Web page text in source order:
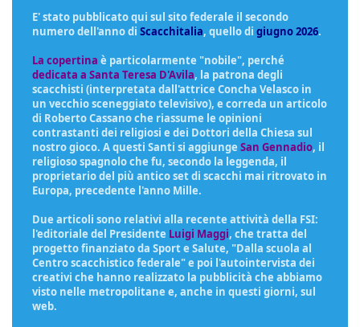
E' stato pubblicato qui sul sito federale il secondo
numero dell'anno di Scacchitalia, quello di giugno 2026.
La copertina è particolarmente "nobile", perché
dedicata a Santa Teresa D'Avila, la patrona degli
scacchisti (interpretata dall'attrice Concha Velasco in
un vecchio sceneggiato televisivo), e correda un articolo
di Roberto Cassano che riassume le opinioni
contrastanti dei religiosi e dei Dottori della Chiesa sul
nostro gioco. A questi Santi si aggiunge San Gennadio, il
religioso spagnolo che fu, secondo la leggenda, il
proprietario del più antico set di scacchi mai ritrovato in
Europa, precedente l'anno Mille.
Due articoli sono relativi alla recente attività della FSI:
l'editoriale del Presidente Luigi Maggi, che tratta del
progetto finanziato da Sport e Salute, "Dalla scuola al
Centro scacchistico federale" e poi l'autointervista dei
creativi che hanno realizzato la pubblicità che abbiamo
visto nelle metropolitane e, anche in questi giorni, sul
web.